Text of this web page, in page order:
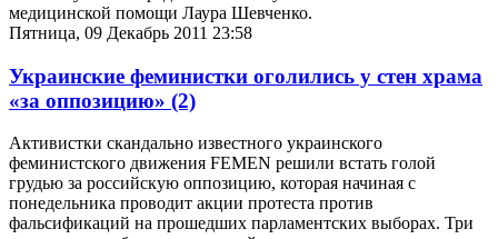
медицинской помощи Лаура Шевченко.
Пятница, 09 Декабрь 2011 23:58
Украинские феминистки оголились у стен храма
«за оппозицию» (2)
Активистки скандально известного украинского
феминистского движения FEMEN решили встать голой
грудью за российскую оппозицию, которая начиная с
понедельника проводит акции протеста против
фальсификаций на прошедших парламентских выборах. Три